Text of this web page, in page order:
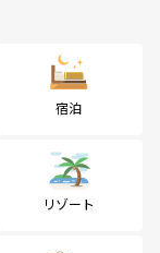
宿泊
リゾート